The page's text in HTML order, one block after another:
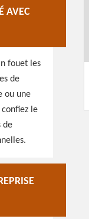
AVEC
fouet les
de
ou une
le
de